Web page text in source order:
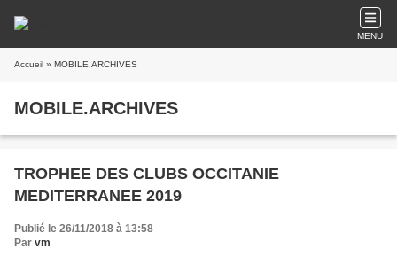
MENU
Accueil » MOBILE.ARCHIVES
MOBILE.ARCHIVES
TROPHEE DES CLUBS OCCITANIE
MEDITERRANEE 2019
Publié le 26/11/2018 à 13:58
Par vm